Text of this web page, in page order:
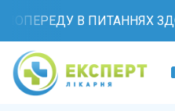
В ПИТАННЯХ